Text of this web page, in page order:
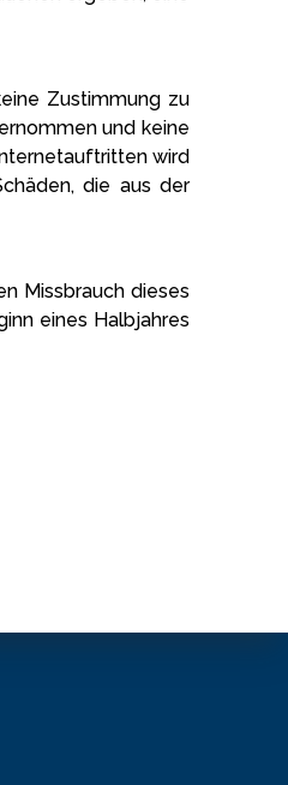
Zustimmung zu
und keine
wird
die aus der
Missbrauch dieses
eines Halbjahres